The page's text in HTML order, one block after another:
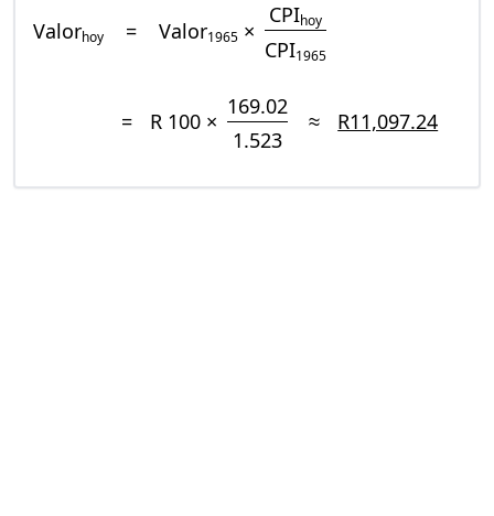
Valorhoy = Valor1965 ×
CPIhoy
CPI1965
= R 100 ×
169.02
1.523
≈ R11,097.24